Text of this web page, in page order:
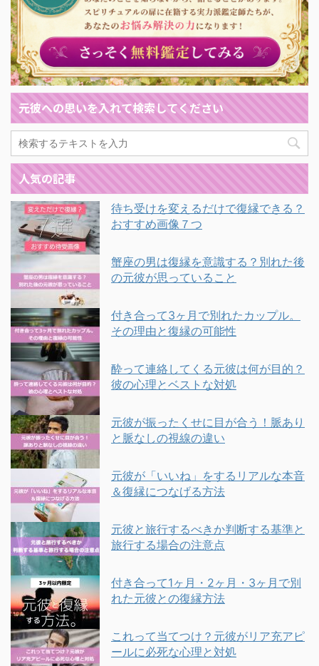
元彼への思いを入れて検索してください
人気の記事
待ち受けを変えるだけで復縁できる？
おすすめ画像７つ
蟹座の男は復縁を意識する？別れた後
の元彼が思っていること
付き合って3ヶ月で別れたカップル。
その理由と復縁の可能性
酔って連絡してくる元彼は何が目的？
彼の心理とベストな対処
元彼が振ったくせに目が合う！脈あり
と脈なしの視線の違い
元彼が「いいね」をするリアルな本音
＆復縁につなげる方法
元彼と旅行するべきか判断する基準と
旅行する場合の注意点
付き合って1ヶ月・2ヶ月・3ヶ月で別
れた元彼との復縁方法
これって当てつけ？元彼がリア充アピ
ールに必死な心理と対処